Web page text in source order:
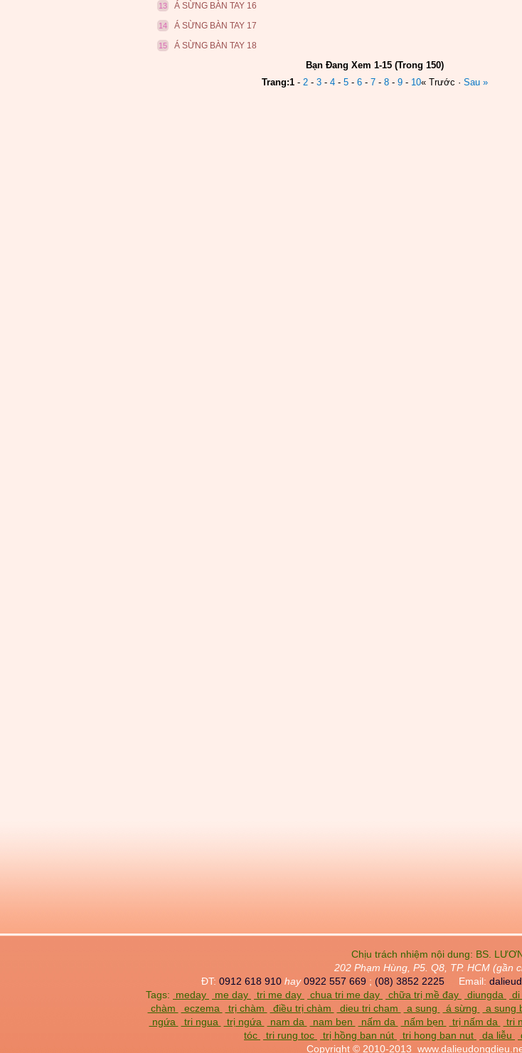
13 Á SỪNG BÀN TAY 16
14 Á SỪNG BÀN TAY 17
15 Á SỪNG BÀN TAY 18
Bạn Đang Xem 1-15 (Trong 150)
Trang:1- 2- 3- 4- 5- 6- 7- 8- 9- 10« Trước · Sau »
Chịu trách nhiệm nội dung: BS.
202 Phạm Hùng, P5. Q8, TP. HCM (gần
ĐT: 0912 618 910 hay 0922 557 669; (08) 3852 2225Email:
Tags:
meday me day tri me day chua tri me day chữa trị mề đay diungda di
chàm
eczema trị chàm điều trị chàm dieu tri cham a sung á sừng a sung
ngứa
tri ngua trị ngứa nam da nam ben nấm da nấm bẹn trị nấm da tri
tóc
tri rung toc trị hồng ban nút tri hong ban nut da liễu
Copyright © 2010-2013